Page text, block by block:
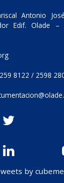
Antonio
Edif. Olade
8122 / 2598
by